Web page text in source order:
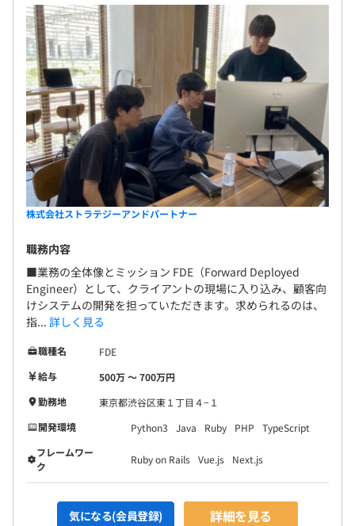
自社サービスは技術顧問と進めており、年末リリースへ向
けて連携して進めております。今後要員を拡大していく予
定です。リードエンジニアを中心に進める構成になりま
す。
・クライアント先では基本的に複数名での参画をしており
ます。創業前からお付き合いのあるお客様と一緒に参画す
ることもあります。
株式会社ストラテジーアンドパートナー
職務内容
■業務の全体像とミッション FDE（Forward Deployed
Engineer）として、クライアントの現場に入り込み、顧客向
けシステムの開発を担っていただきます。求められるのは、
指... 詳しく見る
職種名
FDE
給与
500万 〜 700万円
勤務地
東京都渋谷区東１丁目４−１
開発環境
Python3 Java Ruby PHP
TypeScript
フレームワー
ク
Ruby on Rails Vue.js Next.js
気になる(会員登録) 詳細を見る